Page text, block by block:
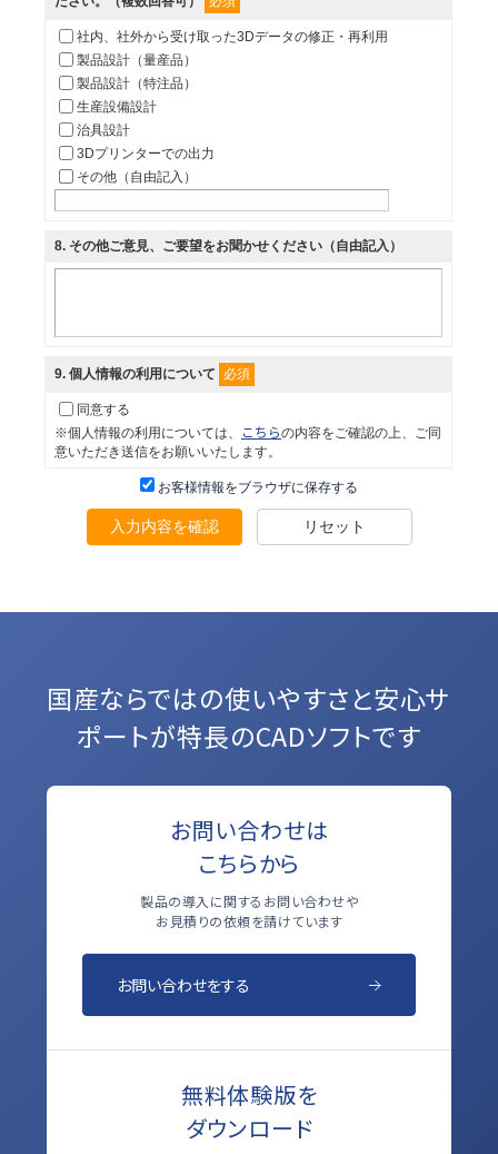
社内、社外から受け取った3Dデータの修正・再利用
製品設計（量産品）
製品設計（特注品）
生産設備設計
治具設計
3Dプリンターでの出力
その他（自由記入）
8. その他ご意見、ご要望をお聞かせください（自由記入）
9. 個人情報の利用について 必須
同意する
※個人情報の利用については、
こちらの内容をご確認の上、ご同
意いただき送信をお願いいたします。
お客様情報をブラウザに保存する
入力内容を確認 リセット
国産ならではの使いやすさと安心サ
ポートが特長のCADソフトです
お問い合わせは
こちらから
製品の導入に関するお問い合わせや
お見積りの依頼を請けています
お問い合わせをする
無料体験版を
ダウンロード